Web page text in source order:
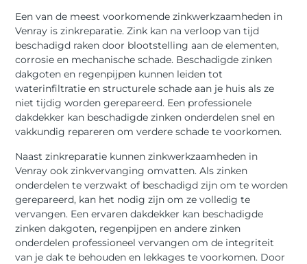
Een van de meest voorkomende zinkwerkzaamheden in
Venray is zinkreparatie. Zink kan na verloop van tijd
beschadigd raken door blootstelling aan de elementen,
corrosie en mechanische schade. Beschadigde zinken
dakgoten en regenpijpen kunnen leiden tot
waterinfiltratie en structurele schade aan je huis als ze
niet tijdig worden gerepareerd. Een professionele
dakdekker kan beschadigde zinken onderdelen snel en
vakkundig repareren om verdere schade te voorkomen.
Naast zinkreparatie kunnen zinkwerkzaamheden in
Venray ook zinkvervanging omvatten. Als zinken
onderdelen te verzwakt of beschadigd zijn om te worden
gerepareerd, kan het nodig zijn om ze volledig te
vervangen. Een ervaren dakdekker kan beschadigde
zinken dakgoten, regenpijpen en andere zinken
onderdelen professioneel vervangen om de integriteit
van je dak te behouden en lekkages te voorkomen. Door